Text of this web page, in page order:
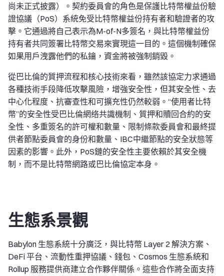
尚未正式披露）。契約委員會的角色是保護比特幣權益份驗
證協議（PoS）系統免受比特幣權益份持有者和驗證者的攻
擊。它通過將自己表示為M-of-N多簽名，與比特幣權益份
持有者共同簽署比特幣交易來實現這一目的。這個機制確保
如果用戶洩露他們的私鑰，資金將被強制銷毀。
從巴比倫的質押流程和核心技術來看，雖然該協定力求通過
各種技術手段降低攻擊風險，增強安全性，但其安全性、去
中心化程度、抗審查性和可擴充性仍然較弱。“使用者比特
幣”的安全性受巴比倫網络共識機制、質押和贖回合約的安
全性、多重簽名的許可權和數量、限制條款委員會和最終提
供者節點委員會的身份和數量、IBC中繼節點的安全狀態等
因素的影響。此外，PoS鏈的安全性主要依賴於其安全機
制，而不是比特幣網路或巴比倫協定本身。
生態系景觀
Babylon 生態系統十分廣泛，與比特幣 Layer 2 解決方案、
DeFi 平台、流動性重押協議、錢包、Cosmos 生態系統和
Rollup 服務提供商建立合作夥伴關係。這些合作將全面支持